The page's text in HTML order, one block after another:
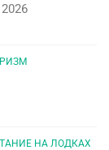
НА ЛОДКАХ